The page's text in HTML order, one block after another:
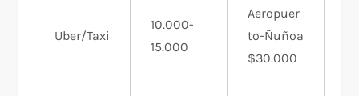
Uber/Taxi
10.000-
15.000
Aeropuer
to-Ñuñoa
$30.000